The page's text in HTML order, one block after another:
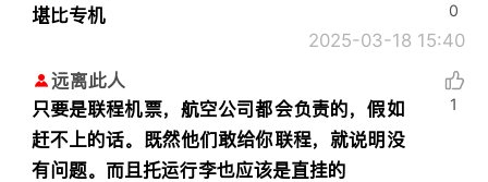
堪比专机
2025-03-18 15:40
0
远离此人
只要是联程机票，航空公司都会负责的，假如
赶不上的话。既然他们敢给你联程，就说明没
有问题。而且托运行李也应该是直挂的
1